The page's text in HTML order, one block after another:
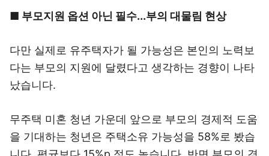
■ 부모지원 옵션 아닌 필수...부의 대물림 현상
다만 실제로 유주택자가 될 가능성은 본인의 노력보
다는 부모의 지원에 달렸다고 생각하는 경향이 나타
났습니다.
무주택 미혼 청년 가운데 앞으로 부모의 경제적 도움
을 기대하는 청년은 주택소유 가능성을 58%로 봤습